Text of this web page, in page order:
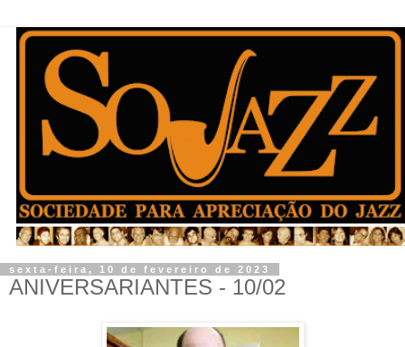
sexta-feira, 10 de fevereiro de 2023
ANIVERSARIANTES - 10/02